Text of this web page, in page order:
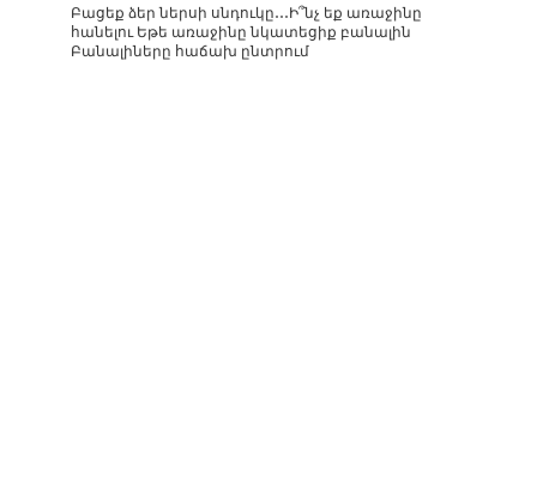
Բացեք ձեր ներսի սնդուկը․․․Ի՞նչ եք առաջինը
հանելու Եթե ​​առաջինը նկատեցիք բանալին
Բանալիները հաճախ ընտրում